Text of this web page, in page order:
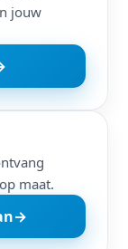
jouw
maat.
→